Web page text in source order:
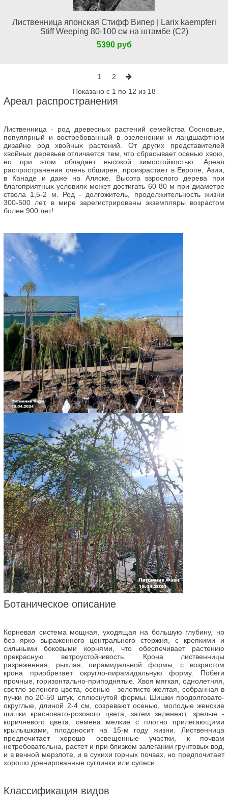
Лиственница японская Стифф Випер | Larix kaempferi
Stiff Weeping 80-100 см на штамбе (С2)
5390 руб
1
2
Показано с 1 по 12 из 18
Ареал распространения
Лиственница - род древесных растений семейства Сосновые,
популярный и востребованный в озеленении и ландшафтном
дизайне род хвойных растений. От других представителей
хвойных деревьев отличается тем, что сбрасывает осенью хвою,
но при этом обладает высокой зимостойкостью. Ареал
распространения очень обширен, произрастает в Европе, Азии,
в Канаде и даже на Аляске. Высота взрослого дерева при
благоприятных условиях может достигать 60-80 м при диаметре
ствола 1,5-2 м. Род - долгожитель, продолжительность жизни
300-500 лет, в мире зарегистрированы экземпляры возрастом
более 900 лет!
Ботаническое описание
Корневая система мощная, уходящая на большую глубину, но
без ярко выраженного центрального стержня, с крепкими и
сильными боковыми корнями, что обеспечивает растению
прекрасную ветроустойчивость. Крона лиственницы
разреженная, рыхлая, пирамидальной формы, с возрастом
крона приобретает округло-пирамидальную форму. Побеги
прочные, горизонтально-приподнятые. Хвоя мягкая, однолетняя,
светло-зеленого цвета, осенью - золотисто-желтая, собранная в
пучки по 20-50 штук, сплюснутой формы. Шишки продолговато-
округлые, длиной 2-4 см, созревают осенью, молодые женские
шишки красновато-розового цвета, затем зеленеют, зрелые -
коричневого цвета, семена мелкие с плотно прилегающими
крылышками, плодоносит на 15-м году жизни. Лиственница
предпочитает хорошо освещенные участки, к почвам
нетребовательна, растет и при близком залегании грунтовых вод,
и в вечной мерзлоте, и в сухихи горных почвах, но предпочитает
хорошо дренированные суглинки или супеси.
Классификация видов